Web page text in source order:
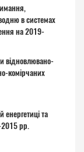
в системах
на 2019-
відновлювано-
комірчаних
та
2015 рр.